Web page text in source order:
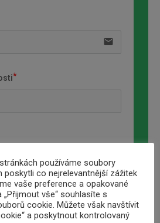
email
používáme soubory
poskytli co nejrelevantnější zážitek
vaše preference a opakované
„Přijmout vše“ souhlasíte s
cookie. Můžete však navštívit
a poskytnout kontrolovaný